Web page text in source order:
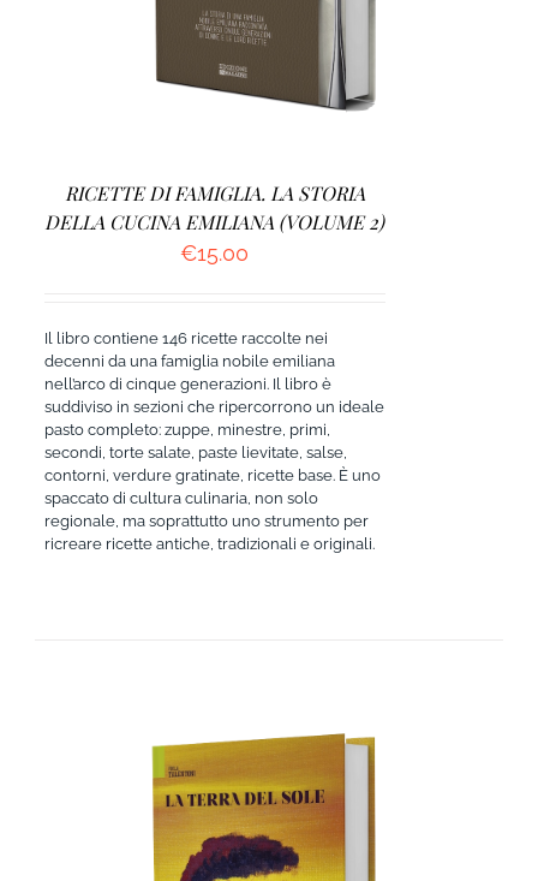
RICETTE DI FAMIGLIA. LA STORIA
DELLA CUCINA EMILIANA (VOLUME 2)
€15.00
Il libro contiene 146 ricette raccolte nei
decenni da una famiglia nobile emiliana
nell’arco di cinque generazioni. Il libro è
suddiviso in sezioni che ripercorrono un ideale
pasto completo: zuppe, minestre, primi,
secondi, torte salate, paste lievitate, salse,
contorni, verdure gratinate, ricette base. È uno
spaccato di cultura culinaria, non solo
regionale, ma soprattutto uno strumento per
ricreare ricette antiche, tradizionali e originali.